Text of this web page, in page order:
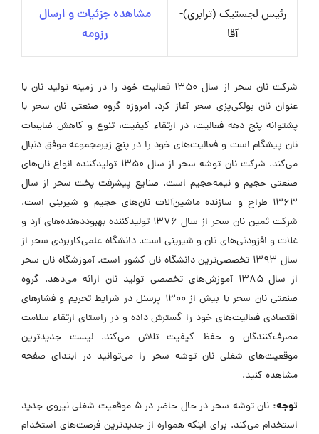
رئیس لجستیک (ترابری)-
آقا
مشاهده جزئیات و ارسال
رزومه
شرکت نان سحر از سال ۱۳۵۰ فعالیت خود را در زمینه تولید نان با
عنوان نان بولکی‌پزی سحر آغاز کرد. امروزه گروه صنعتی نان سحر با
پشتوانه پنج دهه فعالیت، در ارتقاء کیفیت، تنوع و کاهش ضایعات
نان پیشگام است و فعالیت‌های خود را در پنج زیرمجموعه موفق دنبال
می‌کند. شرکت نان توشه سحر از سال ۱۳۵۰ تولیدکننده انواع نان‌های
صنعتی حجیم و نیمه‌حجیم است. صنایع پیشرفت پخت سحر از سال
۱۳۶۳ طراح و سازنده ماشین‌آلات نان‌های حجیم و شیرینی است.
شرکت ثمین نان سحر از سال ۱۳۷۶ تولیدکننده بهبوددهنده‌های آرد و
غلات و افزودنی‌های نان و شیرینی است. دانشگاه علمی‌کاربردی سحر از
سال ۱۳۹۳ تخصصی‌ترین دانشگاه نان کشور است. آموزشگاه نان سحر
از سال ۱۳۸۵ آموزش‌های تخصصی تولید نان ارائه می‌دهد. گروه
صنعتی نان سحر با بیش از ۱۳۰۰ پرسنل در شرایط تحریم و فشارهای
اقتصادی فعالیت‌های خود را گسترش داده و در راستای ارتقاء سلامت
مصرف‌کنندگان و حفظ کیفیت تلاش می‌کند. لیست جدیدترین
موقعیت‌های شغلی نان توشه سحر را می‌توانید در ابتدای صفحه
مشاهده کنید.
توجه:
نان توشه سحر در حال حاضر در ۵ موقعیت شغلی نیروی جدید
استخدام می‌کند. برای اینکه همواره از جدیدترین فرصت‌های استخدام